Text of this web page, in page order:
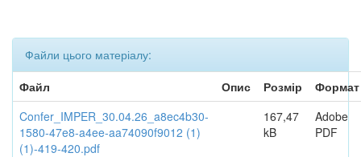
Файли цього матеріалу:
Файл
Опис Розмір
Формат
Confer_IMPER_30.04.26_a8ec4b30-
1580-47e8-a4ee-aa74090f9012 (1)
(1)-419-420.pdf
167,47
kB
Adobe
PDF